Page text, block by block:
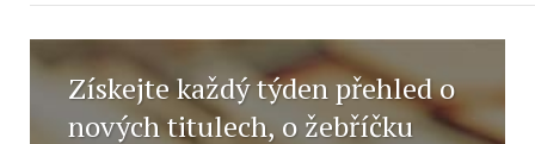
Získejte každý týden přehled o
nových titulech, o žebříčku